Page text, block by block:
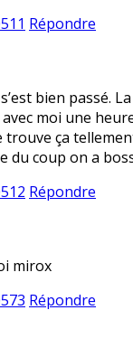
Répondre
bien passé.
moi une
ça
du coup on a
Répondre
mirox
Répondre